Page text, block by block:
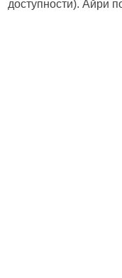
доступности). Айри